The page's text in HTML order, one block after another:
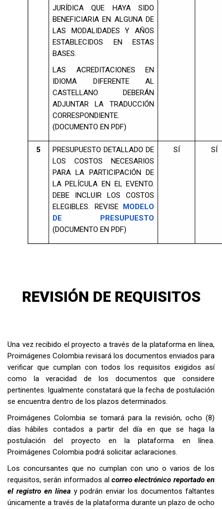
JURÍDICA QUE HAYA SIDO
BENEFICIARIA EN ALGUNA DE
LAS MODALIDADES Y AÑOS
ESTABLECIDOS EN ESTAS
BASES.
LAS ACREDITACIONES EN
IDIOMA DIFERENTE AL
CASTELLANO DEBERÁN
ADJUNTAR LA TRADUCCIÓN
CORRESPONDIENTE.
(DOCUMENTO EN PDF)
5
PRESUPUESTO DETALLADO DE
LOS COSTOS NECESARIOS
PARA LA PARTICIPACIÓN DE
LA PELÍCULA EN EL EVENTO.
DEBE INCLUIR LOS COSTOS
ELEGIBLES. REVISE
MODELO
DE PRESUPUESTO
(DOCUMENTO EN PDF)
SÍ SÍ
REVISIÓN DE REQUISITOS
Una vez recibido el proyecto a través de la plataforma en línea,
Proimágenes Colombia revisará los documentos enviados para
verificar que cumplan con todos los requisitos exigidos así
como la veracidad de los documentos que considere
pertinentes. Igualmente constatará que la fecha de postulación
se encuentra dentro de los plazos determinados.
Proimágenes Colombia se tomará para la revisión, ocho (8)
días hábiles contados a partir del día en que se haga la
postulación del proyecto en la plataforma en línea.
Proimágenes Colombia podrá solicitar aclaraciones.
Los concursantes que no cumplan con uno o varios de los
requisitos, serán informados alcorreo electrónico reportado en
el registro en líneay podrán enviar los documentos faltantes
únicamente a través de la plataforma durante un plazo de ocho